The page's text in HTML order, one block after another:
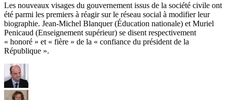
Les nouveaux visages du gouvernement issus de la société civile ont
été parmi les premiers à réagir sur le réseau social à modifier leur
biographie. Jean-Michel Blanquer (Éducation nationale) et Muriel
Penicaud (Enseignement supérieur) se disent respectivement
« honoré » et « fière » de la « confiance du président de la
République ».